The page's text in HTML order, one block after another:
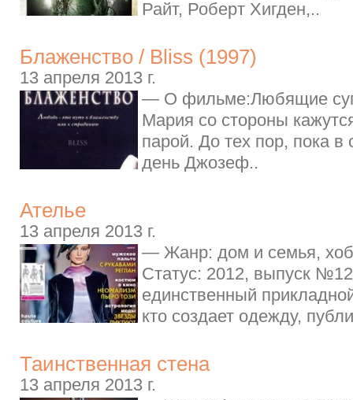
Райт, Роберт Хигден,..
Блаженство / Bliss (1997)
13 апреля 2013 г.
— О фильме:Любящие
Мария со стороны
парой. До тех пор, пока в
день Джозеф..
Ателье
13 апреля 2013 г.
— Жанр: дом и семья,
Статус: 2012, выпуск
единственный
кто создает одежду,
Таинственная стена
13 апреля 2013 г.